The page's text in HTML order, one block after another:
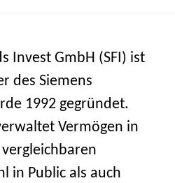
Invest GmbH (SFI) ist
des Siemens
1992 gegründet.
Vermögen in
in Public als auch